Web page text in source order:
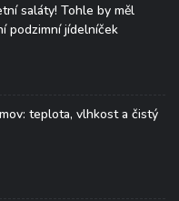
saláty! Tohle by měl
podzimní jídelníček
teplota, vlhkost a čistý